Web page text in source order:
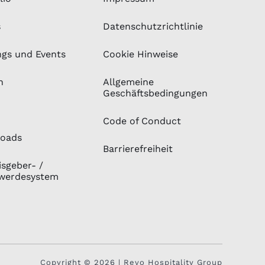
und Events
/
Datenschutzrichtlinie
Cookie Hinweise
Allgemeine
Geschäftsbedingungen
Code of Conduct
Barrierefreiheit
Copyright © 2026 | Revo Hospitality Group